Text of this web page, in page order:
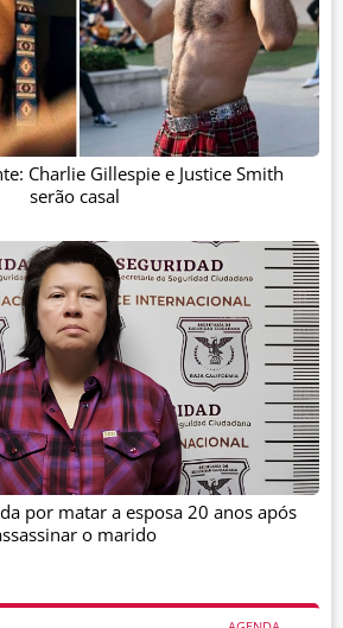
Charlie Gillespie e Justice Smith
serão casal
por matar a esposa 20 anos após
o marido